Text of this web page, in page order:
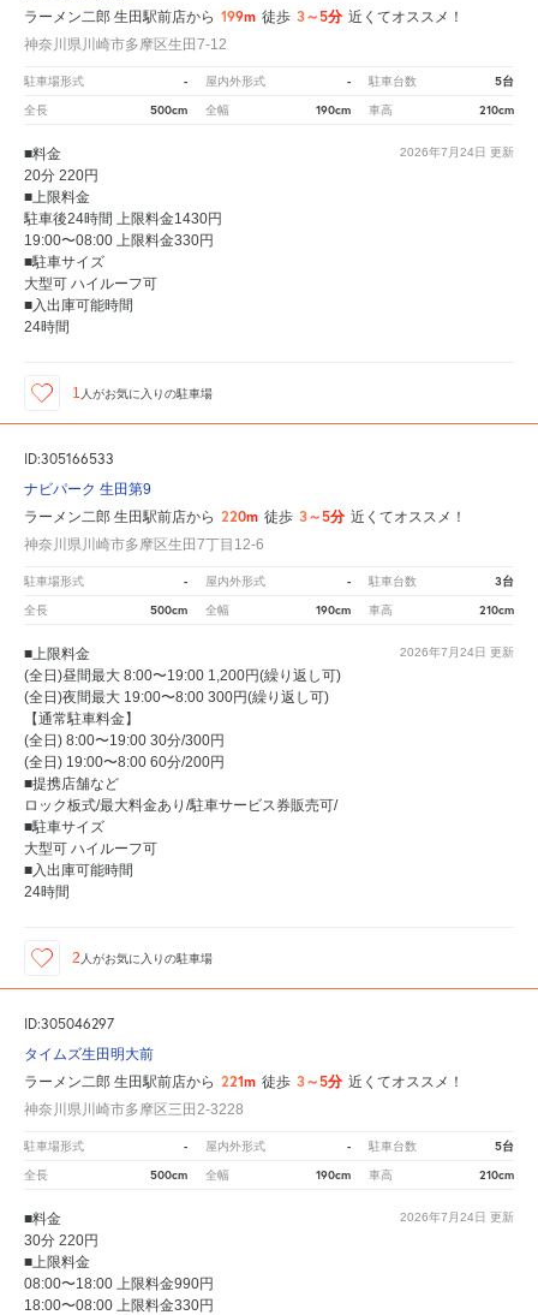
ラーメン二郎 生田駅前店から 199m 徒歩 3～5分 近くてオススメ！
神奈川県川崎市多摩区生田7-12
駐車場形式 - 屋内外形式 - 駐車台数 5台
全長 500cm 全幅 190cm 車高 210cm
2026年7月24日 更新
■料金
20分 220円
■上限料金
駐車後24時間 上限料金1430円
19:00〜08:00 上限料金330円
■駐車サイズ
大型可 ハイルーフ可
■入出庫可能時間
24時間
1 人がお気に入りの駐車場
ID:305166533
ナビパーク 生田第9
ラーメン二郎 生田駅前店から 220m 徒歩 3～5分 近くてオススメ！
神奈川県川崎市多摩区生田7丁目12-6
駐車場形式 - 屋内外形式 - 駐車台数 3台
全長 500cm 全幅 190cm 車高 210cm
2026年7月24日 更新
■上限料金
(全日)昼間最大 8:00〜19:00 1,200円(繰り返し可)
(全日)夜間最大 19:00〜8:00 300円(繰り返し可)
【通常駐車料金】
(全日) 8:00〜19:00 30分/300円
(全日) 19:00〜8:00 60分/200円
■提携店舗など
ロック板式/最大料金あり/駐車サービス券販売可/
■駐車サイズ
大型可 ハイルーフ可
■入出庫可能時間
24時間
2 人がお気に入りの駐車場
ID:305046297
タイムズ生田明大前
ラーメン二郎 生田駅前店から 221m 徒歩 3～5分 近くてオススメ！
神奈川県川崎市多摩区三田2-3228
駐車場形式 - 屋内外形式 - 駐車台数 5台
全長 500cm 全幅 190cm 車高 210cm
2026年7月24日 更新
■料金
30分 220円
■上限料金
08:00〜18:00 上限料金990円
18:00〜08:00 上限料金330円